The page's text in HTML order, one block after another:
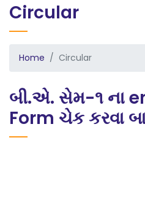
Circular
Home Circular
બી.એ. સેમ-૧ ના
Form ચેક કરવા